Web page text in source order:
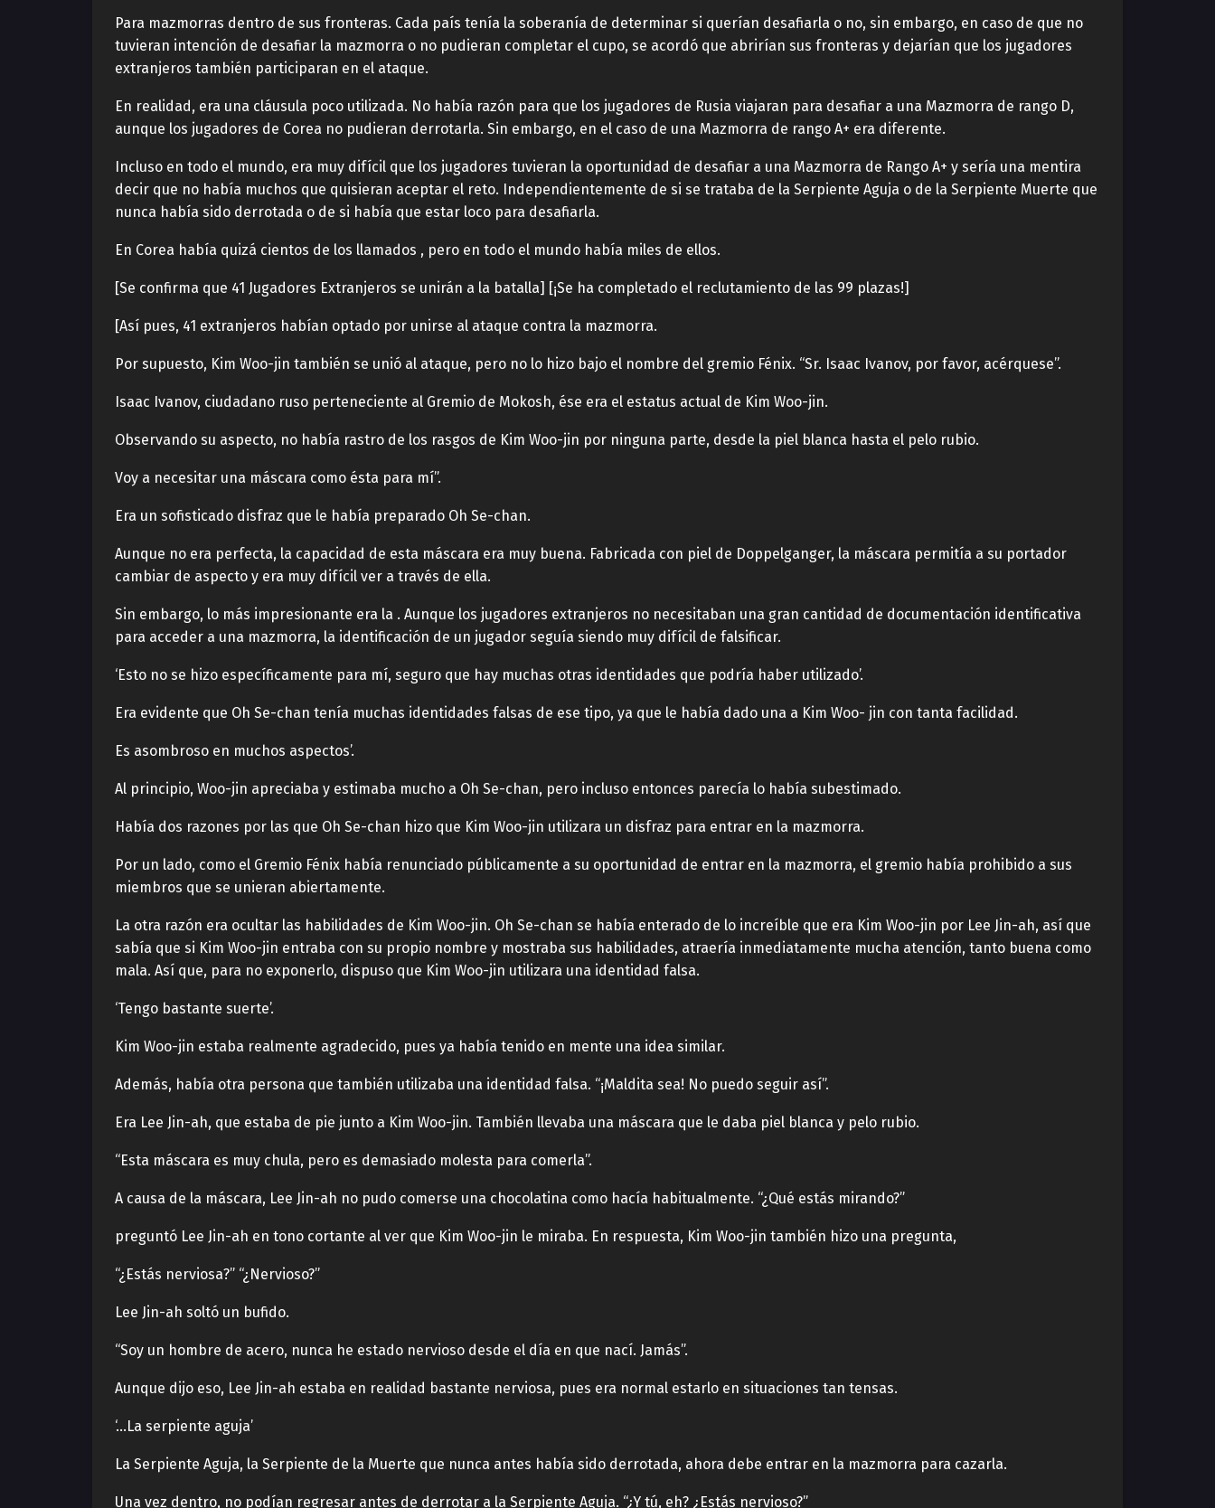
Para mazmorras dentro de sus fronteras. Cada país tenía la soberanía de determinar si querían desafiarla o no, sin embargo, en caso de que no
tuvieran intención de desafiar la mazmorra o no pudieran completar el cupo, se acordó que abrirían sus fronteras y dejarían que los jugadores
extranjeros también participaran en el ataque.
En realidad, era una cláusula poco utilizada. No había razón para que los jugadores de Rusia viajaran para desafiar a una Mazmorra de rango D,
aunque los jugadores de Corea no pudieran derrotarla. Sin embargo, en el caso de una Mazmorra de rango A+ era diferente.
Incluso en todo el mundo, era muy difícil que los jugadores tuvieran la oportunidad de desafiar a una Mazmorra de Rango A+ y sería una mentira
decir que no había muchos que quisieran aceptar el reto. Independientemente de si se trataba de la Serpiente Aguja o de la Serpiente Muerte que
nunca había sido derrotada o de si había que estar loco para desafiarla.
En Corea había quizá cientos de los llamados , pero en todo el mundo había miles de ellos.
[Se confirma que 41 Jugadores Extranjeros se unirán a la batalla] [¡Se ha completado el reclutamiento de las 99 plazas!]
[Así pues, 41 extranjeros habían optado por unirse al ataque contra la mazmorra.
Por supuesto, Kim Woo-jin también se unió al ataque, pero no lo hizo bajo el nombre del gremio Fénix. “Sr. Isaac Ivanov, por favor, acérquese”.
Isaac Ivanov, ciudadano ruso perteneciente al Gremio de Mokosh, ése era el estatus actual de Kim Woo-jin.
Observando su aspecto, no había rastro de los rasgos de Kim Woo-jin por ninguna parte, desde la piel blanca hasta el pelo rubio.
Voy a necesitar una máscara como ésta para mí”.
Era un sofisticado disfraz que le había preparado Oh Se-chan.
Aunque no era perfecta, la capacidad de esta máscara era muy buena. Fabricada con piel de Doppelganger, la máscara permitía a su portador
cambiar de aspecto y era muy difícil ver a través de ella.
Sin embargo, lo más impresionante era la . Aunque los jugadores extranjeros no necesitaban una gran cantidad de documentación identificativa
para acceder a una mazmorra, la identificación de un jugador seguía siendo muy difícil de falsificar.
‘Esto no se hizo específicamente para mí, seguro que hay muchas otras identidades que podría haber utilizado’.
Era evidente que Oh Se-chan tenía muchas identidades falsas de ese tipo, ya que le había dado una a Kim Woo- jin con tanta facilidad.
Es asombroso en muchos aspectos’.
Al principio, Woo-jin apreciaba y estimaba mucho a Oh Se-chan, pero incluso entonces parecía lo había subestimado.
Había dos razones por las que Oh Se-chan hizo que Kim Woo-jin utilizara un disfraz para entrar en la mazmorra.
Por un lado, como el Gremio Fénix había renunciado públicamente a su oportunidad de entrar en la mazmorra, el gremio había prohibido a sus
miembros que se unieran abiertamente.
La otra razón era ocultar las habilidades de Kim Woo-jin. Oh Se-chan se había enterado de lo increíble que era Kim Woo-jin por Lee Jin-ah, así que
sabía que si Kim Woo-jin entraba con su propio nombre y mostraba sus habilidades, atraería inmediatamente mucha atención, tanto buena como
mala. Así que, para no exponerlo, dispuso que Kim Woo-jin utilizara una identidad falsa.
‘Tengo bastante suerte’.
Kim Woo-jin estaba realmente agradecido, pues ya había tenido en mente una idea similar.
Además, había otra persona que también utilizaba una identidad falsa. “¡Maldita sea! No puedo seguir así”.
Era Lee Jin-ah, que estaba de pie junto a Kim Woo-jin. También llevaba una máscara que le daba piel blanca y pelo rubio.
“Esta máscara es muy chula, pero es demasiado molesta para comerla”.
A causa de la máscara, Lee Jin-ah no pudo comerse una chocolatina como hacía habitualmente. “¿Qué estás mirando?”
preguntó Lee Jin-ah en tono cortante al ver que Kim Woo-jin le miraba. En respuesta, Kim Woo-jin también hizo una pregunta,
“¿Estás nerviosa?” “¿Nervioso?”
Lee Jin-ah soltó un bufido.
“Soy un hombre de acero, nunca he estado nervioso desde el día en que nací. Jamás”.
Aunque dijo eso, Lee Jin-ah estaba en realidad bastante nerviosa, pues era normal estarlo en situaciones tan tensas.
‘…La serpiente aguja’
La Serpiente Aguja, la Serpiente de la Muerte que nunca antes había sido derrotada, ahora debe entrar en la mazmorra para cazarla.
Una vez dentro, no podían regresar antes de derrotar a la Serpiente Aguja. “¿Y tú, eh? ¿Estás nervioso?”